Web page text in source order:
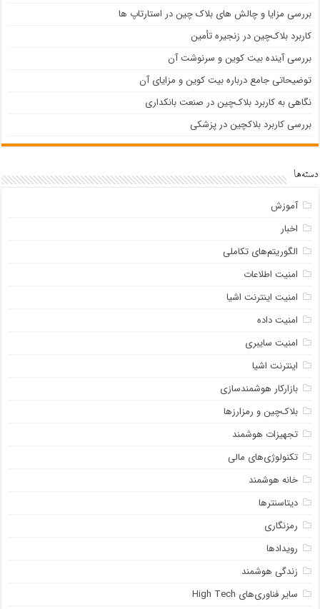
بررسی مزایا و چالش های بلاک چین در استارتاپ ها
کاربرد بلاک‌چین در زنجیره تأمین
بررسی آینده بیت کوین و سرنوشت آن
توضیحاتی جامع درباره بیت کوین و مزایای آن
نگاهی به کاربرد بلاک‌چین در صنعت بانکداری
بررسی کاربرد بلاکچین در پزشکی
دسته‌ها
آموزش
اخبار
الگوریتم‌های تکاملی
امنیت اطلاعات
امنیت اینترنت اشیا
امنیت داده
امنیت سایبری
اینترنت اشیا
بازارکار هوشمندسازی
بلاک‌چین و رمزارزها
تجهیزات هوشمند
تکنولوژی‌های مالی
خانه هوشمند
دیتاسنترها
رمزنگاری
رویدادها
زندگی هوشمند
سایر فناوری‌های High Tech